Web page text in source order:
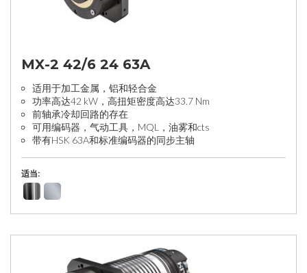
MX-2 42/6 24 63A
适用于加工金属，铝和轻合金
功率高达42 kW，高扭矩密度高达33.7 Nm
前轴承冷却回路的存在
可用编码器，气动工具，MQL，油雾和cts
带有HSK 63A和标准编码器的同步主轴
适当: